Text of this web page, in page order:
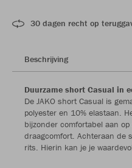
30 dagen recht op
Beschrijving
Duurzame short Casual in
De JAKO short Casual is
polyester en 10% elastaan.
bijzonder comfortabel aan
draagcomfort. Achteraan de
rits. Hierin kan je je